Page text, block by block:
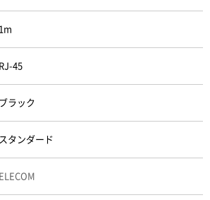
1m
RJ-45
ブラック
スタンダード
ELECOM